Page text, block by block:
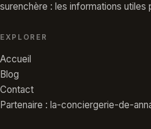
surenchère : les informations utiles
EXPLORER
Accueil
Blog
Contact
Partenaire : la-conciergerie-de-